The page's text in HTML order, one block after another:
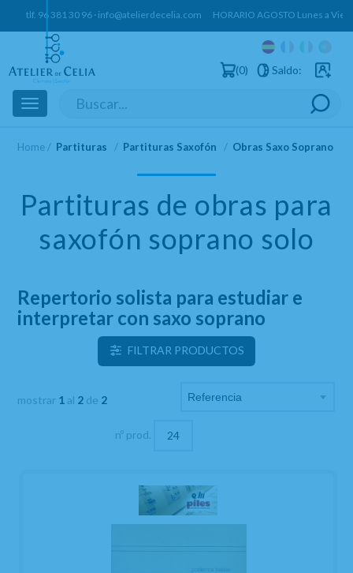
tlf. 96 381 30 96 · info@atelierdecelia.com HORARIO AGOSTO Lunes a
0 Saldo:
Toggle
navigation
Home Partituras Partituras Saxofón Obras Saxo Soprano
Partituras de obras para
saxofón soprano solo
Repertorio solista para estudiar e
interpretar con saxo soprano
FILTRAR PRODUCTOS
mostrar 1al 2 de 2
nº prod.